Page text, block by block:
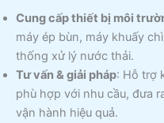
Cung cấp thiết bị môi
máy ép bùn, máy khuấy
thống xử lý nước thải.
Tư vấn & giải pháp: Hỗ trợ
phù hợp với nhu cầu, đưa
vận hành hiệu quả.